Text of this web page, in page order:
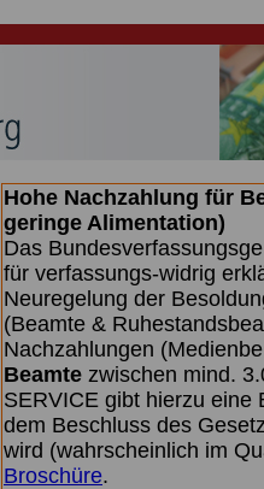
Hohe Nachzahlung für
geringe Alimentation)
Das
für verfassungs-widrig
Neuregelung der
(Beamte &
Nachzahlungen
Beamte zwischen mind.
SERVICE gibt hierzu eine
dem Beschluss des
wird (wahrscheinlich im
Broschüre.